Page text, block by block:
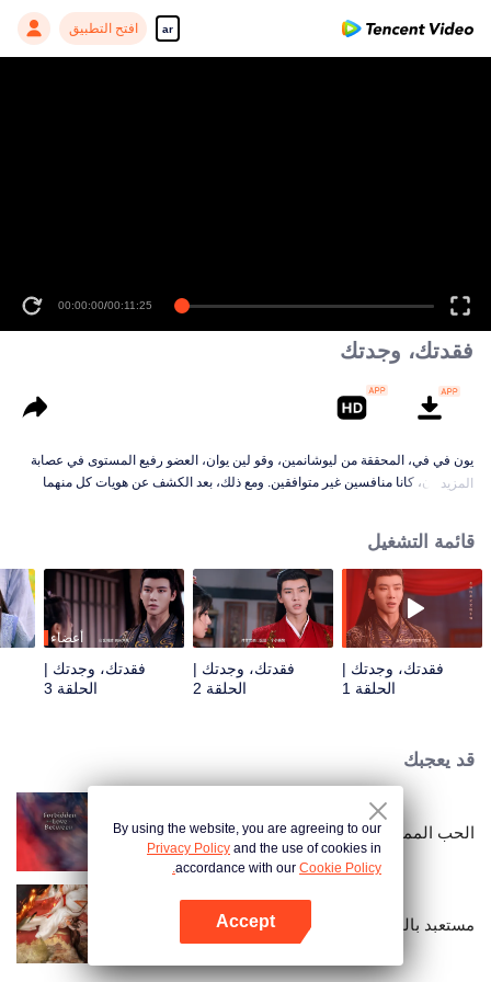
ar افتح التطبيق
00:00:00/00:11:25
فقدتك، وجدتك
يون في في، المحققة من ليوشانمين، وقو لين يوان، العضو رفيع المستوى في عصابة
تشيانكون، كانا منافسين غير متوافقين. ومع ذلك، بعد الكشف عن هويات كل منهما
المزيد
قائمة التشغيل
فقدتك، وجدتك |
الحلقة 1
فقدتك، وجدتك |
الحلقة 2
أعضاء
فقدتك، وجدتك |
الحلقة 3
قد يعجبك
الحب الممنوع
مستعبد بالحب
By using the website, you are agreeing to our
Privacy Policy and the use of cookies in
accordance with our Cookie Policy.
Accept